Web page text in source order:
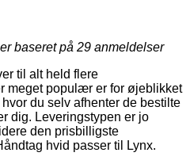
baseret på 29 anmeldelser
til alt held flere
meget populær er for øjeblikket
du selv afhenter de bestilte
dig. Leveringstypen er jo
den prisbilligste
hvid passer til Lynx.